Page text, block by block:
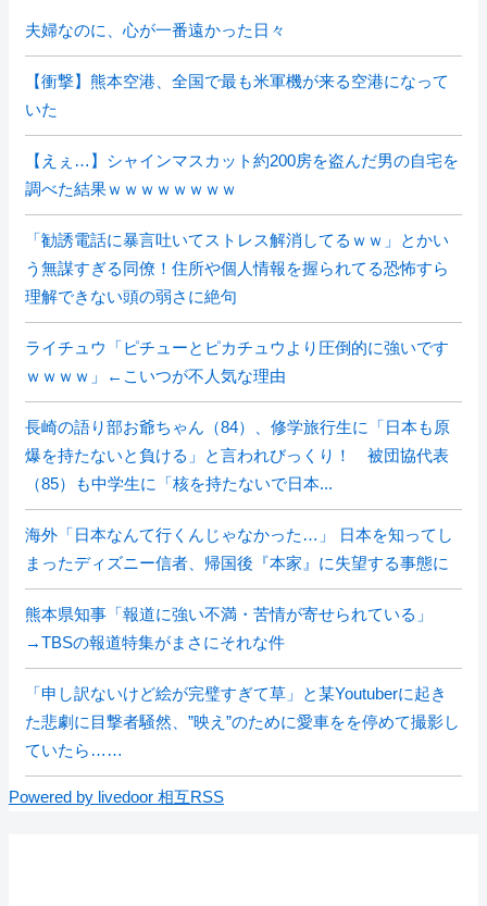
夫婦なのに、心が一番遠かった日々
【衝撃】熊本空港、全国で最も米軍機が来る空港になって
いた
【えぇ…】シャインマスカット約200房を盗んだ男の自宅を
調べた結果ｗｗｗｗｗｗｗｗ
「勧誘電話に暴言吐いてストレス解消してるｗｗ」とかい
う無謀すぎる同僚！住所や個人情報を握られてる恐怖すら
理解できない頭の弱さに絶句
ライチュウ「ピチューとピカチュウより圧倒的に強いです
ｗｗｗｗ」←こいつが不人気な理由
長崎の語り部お爺ちゃん（84）、修学旅行生に「日本も原
爆を持たないと負ける」と言われびっくり！ 被団協代表
（85）も中学生に「核を持たないで日本...
海外「日本なんて行くんじゃなかった…」 日本を知ってし
まったディズニー信者、帰国後『本家』に失望する事態に
熊本県知事「報道に強い不満・苦情が寄せられている」
→TBSの報道特集がまさにそれな件
「申し訳ないけど絵が完璧すぎて草」と某Youtuberに起き
た悲劇に目撃者騒然、”映え”のために愛車をを停めて撮影し
ていたら……
Powered by livedoor 相互RSS